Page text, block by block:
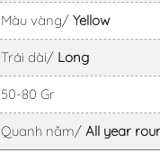
Màu vàng/ Yellow
Trái dài/ Long
50-80 Gr
Quanh năm/ All year